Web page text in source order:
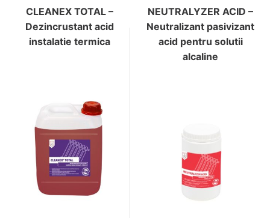
CLEANEX TOTAL –
Dezincrustant acid
instalatie termica
NEUTRALYZER ACID –
Neutralizant pasivizant
acid pentru solutii
alcaline